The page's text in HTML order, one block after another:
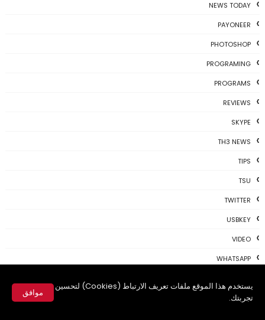
يستخدم هذا الموقع ملفات تعريف الارتباط (Cookies) لتحسين
تجربتك.
موافق
NEWS TODAY
PAYONEER
PHOTOSHOP
PROGRAMING
PROGRAMS
REVIEWS
SKYPE
TH3 NEWS
TIPS
TSU
TWITTER
USBKEY
VIDEO
WHATSAPP
WINDOWS